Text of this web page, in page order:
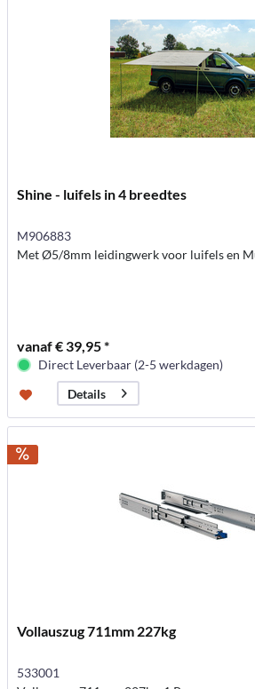
Shine - luifels in 4 breedtes
M906883
Met Ø5/8mm leidingwerk voor luifels en
vanaf € 39,95 *
Direct Leverbaar (2-5 werkdagen)
Details
Vollauszug 711mm 227kg
533001